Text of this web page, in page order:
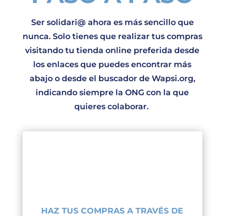
Ser solidari@ ahora es más sencillo que
nunca. Solo tienes que realizar tus compras
visitando tu tienda online preferida desde
los enlaces que puedes encontrar más
abajo o desde el buscador de Wapsi.org,
indicando siempre la ONG con la que
quieres colaborar.
HAZ TUS COMPRAS A TRAVÉS DE